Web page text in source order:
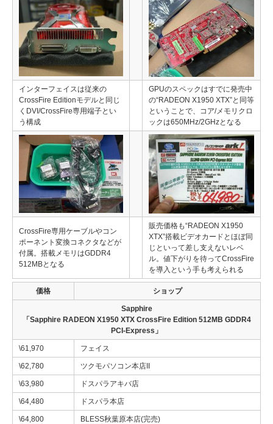
インターフェイスは従来の
CrossFire Editionモデルと同じ
くDVI/CrossFire専用端子とい
う構成
GPUのスペックはすでに発売中
の“RADEON X1950 XTX”と同等
ということで、コア/メモリクロ
ックは650MHz/2GHzとなる
CrossFire専用ケーブルやコン
ポーネント変換コネクタなどが
付属。搭載メモリはGDDR4
512MBとなる
販売価格も“RADEON X1950
XTX”搭載ビデオカードとほぼ同
じといって差し支えないレベ
ル。値下がりを待ってCrossFire
を導入という手も考えられる
価格 ショップ
Sapphire
「Sapphire RADEON X1950 XTX CrossFire Edition 512MB GDDR4
PCI-Express」
\61,970 フェイス
\62,780 ツクモパソコン本店II
\63,980 ドスパラアキバ店
\64,480 ドスパラ本店
\64,800 BLESS秋葉原本店(完売)